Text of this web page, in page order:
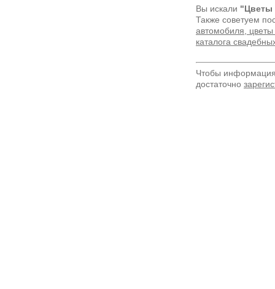
Вы искали "Цветы
Также советуем
автомобиля,
каталога
Чтобы
достаточно